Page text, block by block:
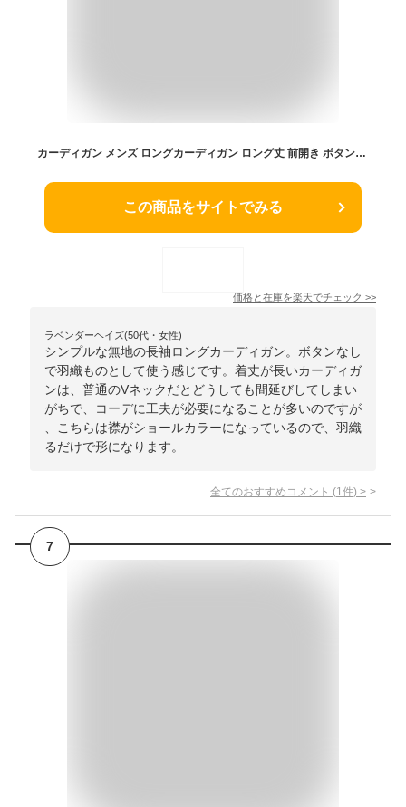
カーディガン メンズ ロングカーディガン ロング丈 前開き ボタンなし ニット 長袖 セミロング ボタンレス スリム おしゃれ 人気 ちょいワル 40代 ファッション メンズ 春 誕生日プレゼント カジュアル 私服 服 30代 40代 50代 メンズファッション 秋 メンズカーディガン
この商品をサイトでみる
価格と在庫を楽天でチェック >>
ラベンダーヘイズ(50代・女性)
シンプルな無地の長袖ロングカーディガン。ボタンなし
で羽織ものとして使う感じです。着丈が長いカーディガ
ンは、普通のVネックだとどうしても間延びしてしまい
がちで、コーデに工夫が必要になることが多いのですが
、こちらは襟がショールカラーになっているので、羽織
るだけで形になります。
全てのおすすめコメント (1 件) >
7